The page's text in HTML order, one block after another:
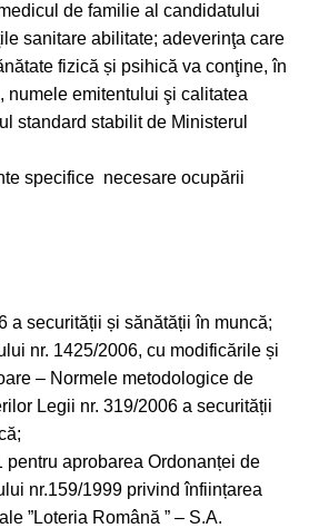
de familie al candidatului
sanitare abilitate; adeverinţa care
fizică și psihică va conţine, în
numele emitentului şi calitatea
standard stabilit de Ministerul
specifice necesare ocupării
a securității și sănătății în muncă;
nr. 1425/2006, cu modificările și
– Normele metodologice de
Legii nr. 319/2006 a securității
pentru aprobarea Ordonanței de
nr.159/1999 privind înființarea
”Loteria Română ” – S.A.